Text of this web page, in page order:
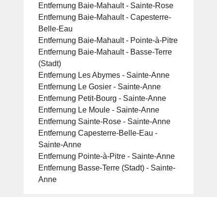
Entfernung Baie-Mahault - Sainte-Rose
Entfernung Baie-Mahault - Capesterre-
Belle-Eau
Entfernung Baie-Mahault - Pointe-à-Pitre
Entfernung Baie-Mahault - Basse-Terre
(Stadt)
Entfernung Les Abymes - Sainte-Anne
Entfernung Le Gosier - Sainte-Anne
Entfernung Petit-Bourg - Sainte-Anne
Entfernung Le Moule - Sainte-Anne
Entfernung Sainte-Rose - Sainte-Anne
Entfernung Capesterre-Belle-Eau -
Sainte-Anne
Entfernung Pointe-à-Pitre - Sainte-Anne
Entfernung Basse-Terre (Stadt) - Sainte-
Anne